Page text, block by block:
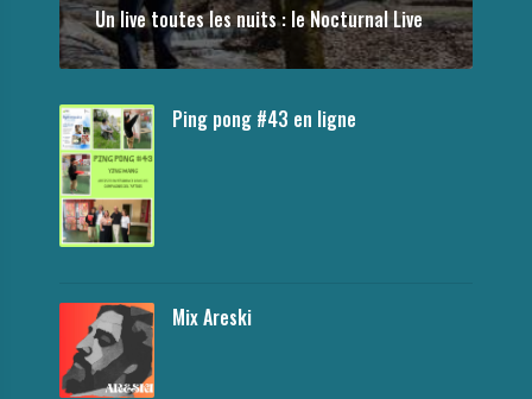
Un live toutes les nuits : le Nocturnal Live
Ping pong #43 en ligne
Mix Areski